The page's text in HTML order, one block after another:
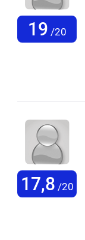
19 /20
17,8 /20